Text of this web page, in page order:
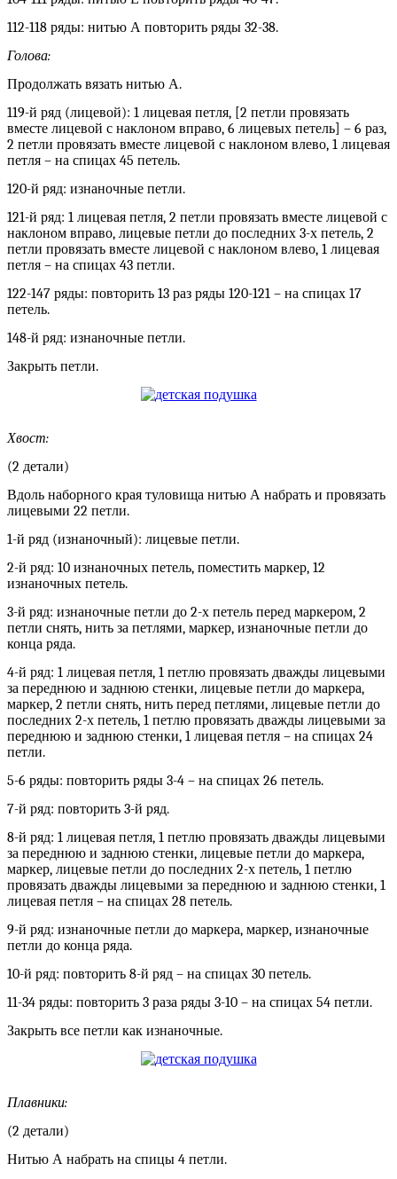
112-118 ряды: нитью А повторить ряды 32-38.
Голова:
Продолжать вязать нитью А.
119-й ряд (лицевой): 1 лицевая петля, [2 петли провязать
вместе лицевой с наклоном вправо, 6 лицевых петель] – 6 раз,
2 петли провязать вместе лицевой с наклоном влево, 1 лицевая
петля – на спицах 45 петель.
120-й ряд: изнаночные петли.
121-й ряд: 1 лицевая петля, 2 петли провязать вместе лицевой с
наклоном вправо, лицевые петли до последних 3-х петель, 2
петли провязать вместе лицевой с наклоном влево, 1 лицевая
петля – на спицах 43 петли.
122-147 ряды: повторить 13 раз ряды 120-121 – на спицах 17
петель.
148-й ряд: изнаночные петли.
Закрыть петли.
Хвост:
(2 детали)
Вдоль наборного края туловища нитью А набрать и провязать
лицевыми 22 петли.
1-й ряд (изнаночный): лицевые петли.
2-й ряд: 10 изнаночных петель, поместить маркер, 12
изнаночных петель.
3-й ряд: изнаночные петли до 2-х петель перед маркером, 2
петли снять, нить за петлями, маркер, изнаночные петли до
конца ряда.
4-й ряд: 1 лицевая петля, 1 петлю провязать дважды лицевыми
за переднюю и заднюю стенки, лицевые петли до маркера,
маркер, 2 петли снять, нить перед петлями, лицевые петли до
последних 2-х петель, 1 петлю провязать дважды лицевыми за
переднюю и заднюю стенки, 1 лицевая петля – на спицах 24
петли.
5-6 ряды: повторить ряды 3-4 – на спицах 26 петель.
7-й ряд: повторить 3-й ряд.
8-й ряд: 1 лицевая петля, 1 петлю провязать дважды лицевыми
за переднюю и заднюю стенки, лицевые петли до маркера,
маркер, лицевые петли до последних 2-х петель, 1 петлю
провязать дважды лицевыми за переднюю и заднюю стенки, 1
лицевая петля – на спицах 28 петель.
9-й ряд: изнаночные петли до маркера, маркер, изнаночные
петли до конца ряда.
10-й ряд: повторить 8-й ряд – на спицах 30 петель.
11-34 ряды: повторить 3 раза ряды 3-10 – на спицах 54 петли.
Закрыть все петли как изнаночные.
Плавники:
(2 детали)
Нитью А набрать на спицы 4 петли.